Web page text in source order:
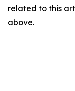
related to this
above.